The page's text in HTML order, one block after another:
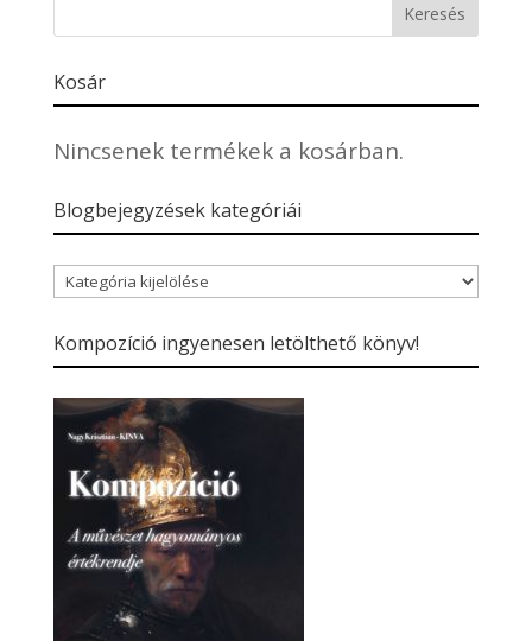
Kosár
Nincsenek termékek a kosárban.
Blogbejegyzések kategóriái
Blogbejegyzések
kategóriái
Kompozíció ingyenesen letölthető könyv!